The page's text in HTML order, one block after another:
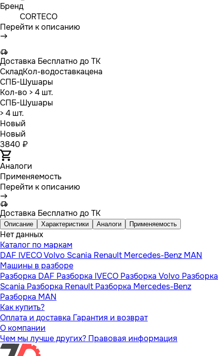
Бренд
CORTECO
Перейти к описанию
Доставка Бесплатно до ТК
СкладКол-водоставкацена
СПБ-Шушары
Кол-во > 4 шт.
СПБ-Шушары
> 4 шт.
Новый
Новый
3840 ₽
Аналоги
Применяемость
Перейти к описанию
Доставка Бесплатно до ТК
Описание Характеристики Аналоги Применяемость
Нет данных
Каталог по маркам
DAF IVECOVolvo Scania Renault Mercedes-Benz MAN
Машины в разборе
Разборка DAF Разборка IVECO Разборка Volvo Разборка
Scania Разборка Renault Разборка Mercedes-Benz
Разборка MAN
Как купить?
Оплата и доставка Гарантия и возврат
О компании
Чем мы лучше других? Правовая информация